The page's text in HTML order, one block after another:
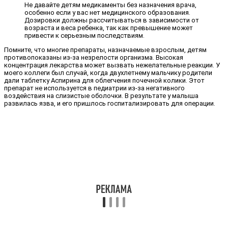
Не давайте детям медикаменты без назначения врача,
особенно если у вас нет медицинского образования.
Дозировки должны рассчитываться в зависимости от
возраста и веса ребенка, так как превышение может
привести к серьезным последствиям.
Помните, что многие препараты, назначаемые взрослым, детям
противопоказаны из-за незрелости организма. Высокая
концентрация лекарства может вызвать нежелательные реакции. У
моего коллеги был случай, когда двухлетнему мальчику родители
дали таблетку Аспирина для облегчения почечной колики. Этот
препарат не используется в педиатрии из-за негативного
воздействия на слизистые оболочки. В результате у малыша
развилась язва, и его пришлось госпитализировать для операции.